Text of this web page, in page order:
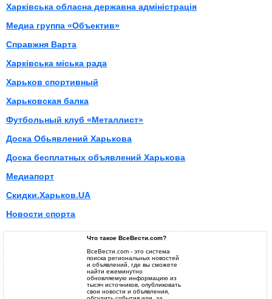
Харківська обласна державна адміністрація
Медиа группа «Объектив»
Справжня Варта
Харківська міська рада
Харьков спортивный
Харьковская балка
Футбольный клуб «Металлист»
Доска Обьявлений Харькова
Доска бесплатных объявлений Харькова
Медиапорт
Скидки.Харьков.UA
Новости спорта
Что такое ВсеВести.com?
ВсеВести.com - это система
поиска региональных новостей
и объявлений, где вы сможете
найти ежеминутно
обновляемую информацию из
тысяч источников, опубликовать
свои новости и объявления,